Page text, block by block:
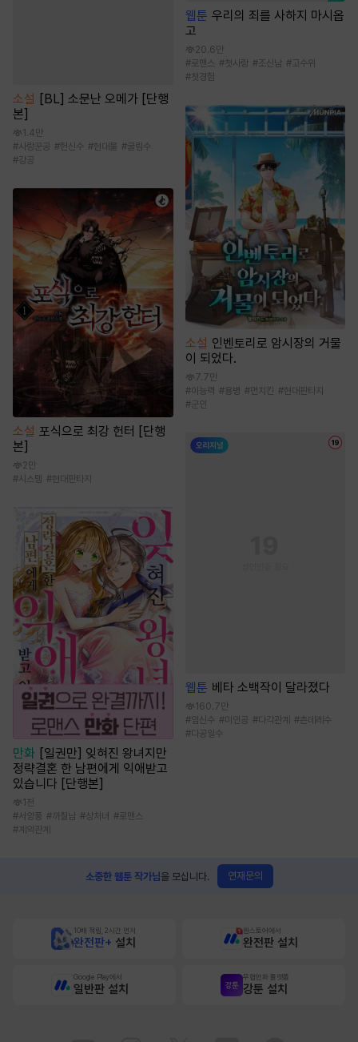
소설 [BL] 소문난 오메가 [단행
본]
1.4만
#사랑꾼공 #헌신수 #현대물 #굴림수
#강공
소설 포식으로 최강 헌터 [단행
본]
2만
#시스템 #현대판타지
만화 [일권만] 잊혀진 왕녀지만
정략결혼 한 남편에게 익애받고
있습니다 [단행본]
1천
#서양풍 #까칠남 #상처녀 #로맨스
# 계약관계
웹툰 우리의 죄를 사하지 마시옵
고
20.6만
#로맨스 #첫사랑 #조신남 #고수위
#첫경험
소설 인벤토리로 암시장의 거물
이 되었다.
7.7만
#이능력 #용병 #먼치킨 #현대판타지
#군인
웹툰 베타 소백작이 달라졌다
160.7만
#임신수 #미인공 #다각관계 #츤데레수
#다공일수
소중한 웹툰 작가님을 모십니다. 연재문의
10배 적립, 2시간 먼저
완전판+ 설치
원스토어에서
완전판 설치
Google Play에서
일반판 설치
무협만화 플랫폼
강툰 설치